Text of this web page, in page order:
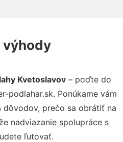
výhody
Kvetoslavov– poďte do
podlahar.sk. Ponúkame vám
dôvodov, prečo sa obrátiť na
nadviazanie spolupráce s
ľutovať.